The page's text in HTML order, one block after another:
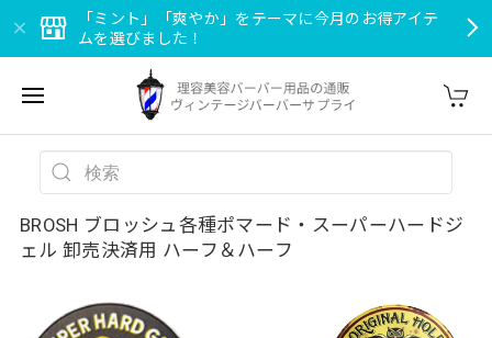
「ミント」「爽やか」をテーマに今月のお得アイテ
ムを選びました！
BROSH ブロッシュ各種ポマード・スーパーハードジ
ェル 卸売決済用 ハーフ＆ハーフ